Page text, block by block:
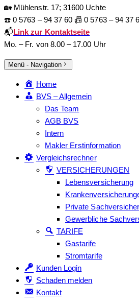
🏡 Mühlenstr. 17; 31600 Uchte
☎️ 0 5763 – 94 37 60 📠 0 5763 – 94 37
📬Link zur Kontaktseite
Mo. – Fr. von 8.00 – 17.00 Uhr
Menü - Navigation
Home
BVS – Allgemein
Das Team
AGB BVS
Intern
Makler Erstinformation
Vergleichsrechner
VERSICHERUNGEN
Lebensversicherung
Private
Gewerbliche
TARIFE
Gastarife
Stromtarife
Kunden Login
Schaden melden
Kontakt